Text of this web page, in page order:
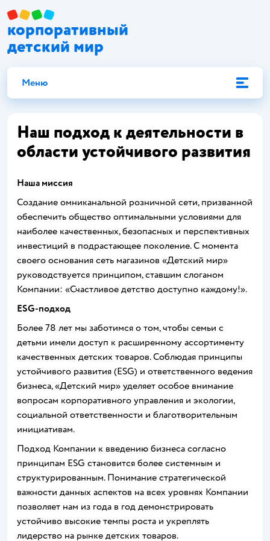
корпоративный
детский мир
Меню
Наш подход к деятельности в
области устойчивого развития
Наша миссия
Создание омниканальной розничной сети, призванной
обеспечить общество оптимальными условиями для
наиболее качественных, безопасных и перспективных
инвестиций в подрастающее поколение. С момента
своего основания сеть магазинов «Детский мир»
руководствуется принципом, ставшим слоганом
Компании: «Счастливое детство доступно каждому!».
ESG-подход
Более 78 лет мы заботимся о том, чтобы семьи с
детьми имели доступ к расширенному ассортименту
качественных детских товаров. Соблюдая принципы
устойчивого развития (ESG) и ответственного ведения
бизнеса, «Детский мир» уделяет особое внимание
вопросам корпоративного управления и экологии,
социальной ответственности и благотворительным
инициативам.
Подход Компании к введению бизнеса согласно
принципам ESG становится более системным и
структурированным. Понимание стратегической
важности данных аспектов на всех уровнях Компании
позволяет нам из года в год демонстрировать
устойчиво высокие темпы роста и укреплять
лидерство на рынке детских товаров.